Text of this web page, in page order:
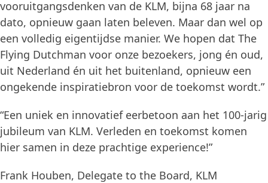
vooruitgangsdenken van de KLM, bijna 68 jaar na
dato, opnieuw gaan laten beleven. Maar dan wel op
een volledig eigentijdse manier. We hopen dat The
Flying Dutchman voor onze bezoekers, jong én oud,
uit Nederland én uit het buitenland, opnieuw een
ongekende inspiratiebron voor de toekomst wordt.”
“Een uniek en innovatief eerbetoon aan het 100-jarig
jubileum van KLM. Verleden en toekomst komen
hier samen in deze prachtige experience!”
Frank Houben, Delegate to the Board, KLM